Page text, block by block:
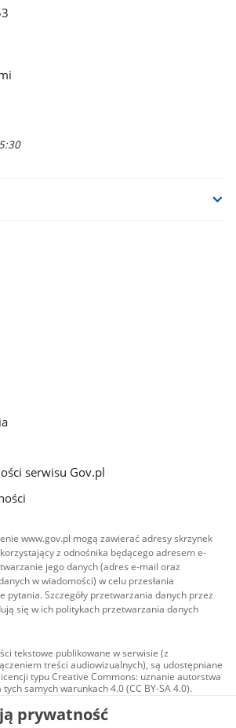
serwisu Gov.pl
www.gov.pl mogą zawierać adresy skrzynek
z odnośnika będącego adresem e-
jego danych (adres e-mail oraz
w wiadomości) w celu przesłania
pytania. Szczegóły przetwarzania danych przez
się w ich politykach przetwarzania danych
tekstowe publikowane w serwisie (z
treści audiowizualnych), są udostępniane
typu Creative Commons: uznanie autorstwa
tych samych warunkach 4.0 (CC BY-SA 4.0).
audiowizualne, w tym zdjęcia, materiały
i wideo, są udostępniane na licencji typu
Commons: uznanie autorstwa użycie
prywatność